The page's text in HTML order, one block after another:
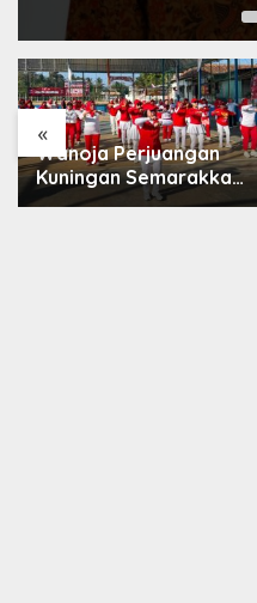
«
Wanoja Perjuangan
Kuningan Semarakkan
HUT ke-8 RI, Indah Nur